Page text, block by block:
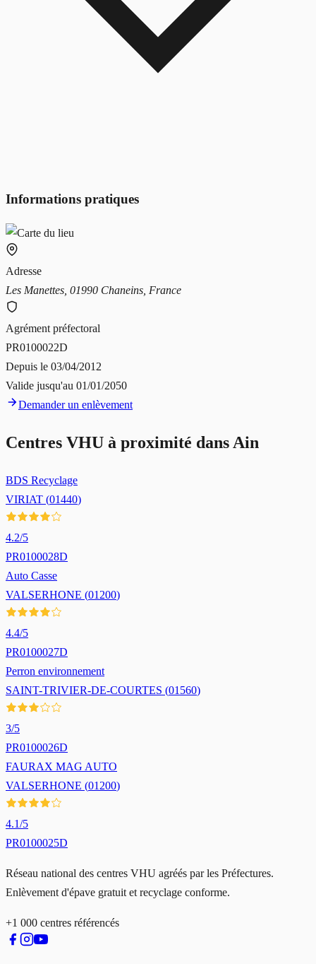
Informations pratiques
Adresse
Les Manettes, 01990 Chaneins, France
Agrément préfectoral
PR0100022D
Depuis le 03/04/2012
Valide jusqu'au 01/01/2050
Demander un enlèvement
Centres VHU à proximité dans Ain
BDS Recyclage
VIRIAT (01440)
4.2/5
PR0100028D
Auto Casse
VALSERHONE (01200)
4.4/5
PR0100027D
Perron environnement
SAINT-TRIVIER-DE-COURTES (01560)
3/5
PR0100026D
FAURAX MAG AUTO
VALSERHONE (01200)
4.1/5
PR0100025D
Réseau national des centres VHU agréés par les Préfectures.
Enlèvement d'épave gratuit et recyclage conforme.
+1 000 centres référencés